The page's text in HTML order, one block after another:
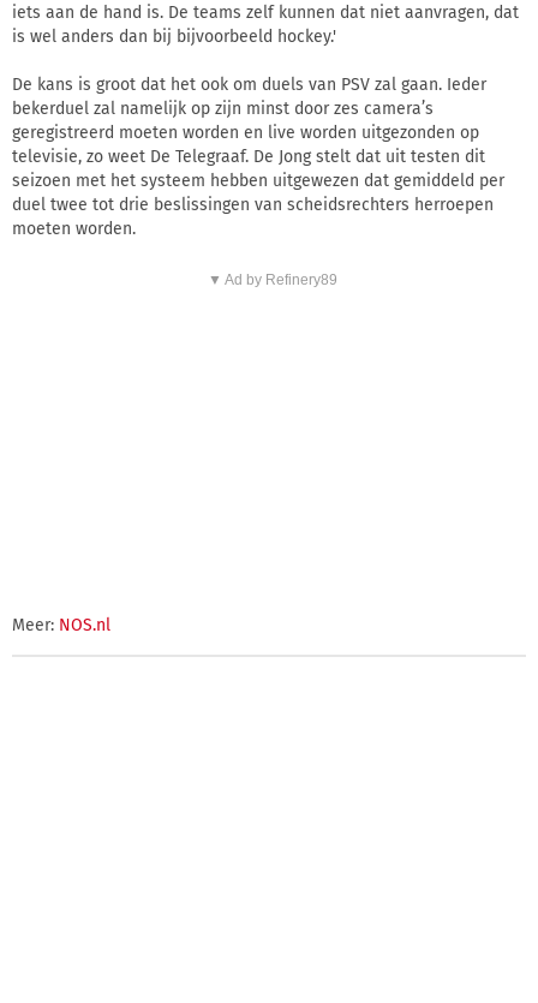
iets aan de hand is. De teams zelf kunnen dat niet aanvragen, dat
is wel anders dan bij bijvoorbeeld hockey.'
De kans is groot dat het ook om duels van PSV zal gaan. Ieder
bekerduel zal namelijk op zijn minst door zes camera’s
geregistreerd moeten worden en live worden uitgezonden op
televisie, zo weet De Telegraaf. De Jong stelt dat uit testen dit
seizoen met het systeem hebben uitgewezen dat gemiddeld per
duel twee tot drie beslissingen van scheidsrechters herroepen
moeten worden.
▼ Ad by Refinery89
Meer: NOS.nl